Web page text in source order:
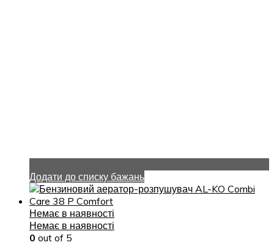
Додати до списку бажань
Немає в наявності
Немає в наявності
0 out of 5